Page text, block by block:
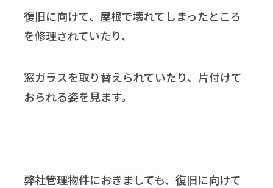
復旧に向けて、屋根で壊れてしまったところ
を修理されていたり、
窓ガラスを取り替えられていたり、片付けて
おられる姿を見ます。
弊社管理物件におきましても、復旧に向けて